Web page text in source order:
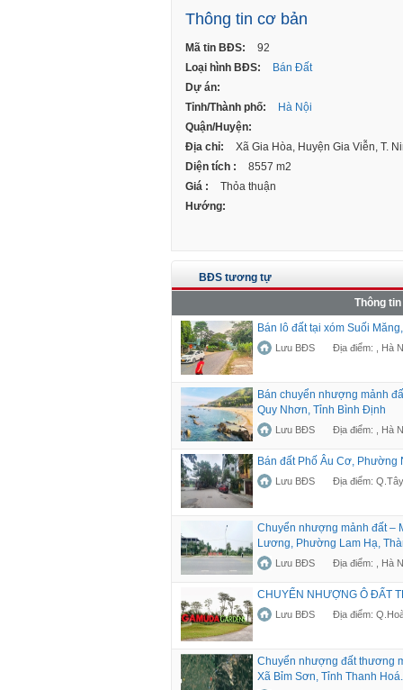
Thông tin cơ bản
Mã tin BĐS:
92
Loại hình BĐS:
Bán Đất
Dự án:
Tỉnh/Thành phố:
Hà Nội
Quận/Huyện:
Địa chỉ:
Xã Gia Hòa, Huyện Gia Viễn, T.
Diện tích :
8557 m2
Giá :
Thỏa thuận
Hướng:
BĐS tương tự
Thông
Bán lô đất tại xóm Suối
Lưu BĐS Địa điểm: , Hà
Bán chuyển nhượng mảnh
Quy Nhơn, Tỉnh Bình Định
Lưu BĐS Địa điểm: , Hà
Bán đất Phố Âu Cơ, Phường
Lưu BĐS Địa điểm:
Chuyển nhượng mảnh đất –
Lương, Phường Lam Hạ,
Lưu BĐS Địa điểm: , Hà
CHUYỂN NHƯỢNG Ô ĐẤT
Lưu BĐS Địa điểm:
Chuyển nhượng đất thương
Xã Bỉm Sơn, Tỉnh Thanh Hoá.